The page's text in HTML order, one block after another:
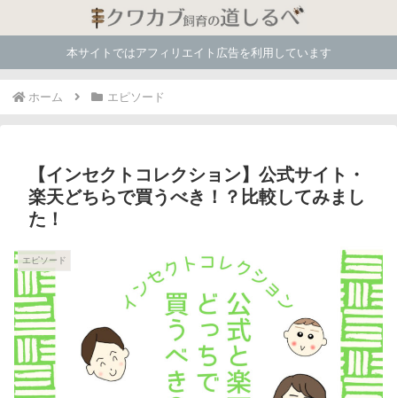
本サイトではアフィリエイト広告を利用しています
ホーム エピソード
【インセクトコレクション】公式サイト・
楽天どちらで買うべき！？比較してみまし
た！
エピソード